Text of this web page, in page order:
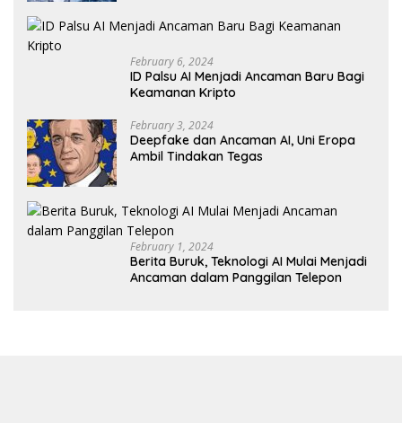
February 6, 2024
ID Palsu AI Menjadi Ancaman Baru Bagi
Keamanan Kripto
February 3, 2024
Deepfake dan Ancaman AI, Uni Eropa
Ambil Tindakan Tegas
February 1, 2024
Berita Buruk, Teknologi AI Mulai Menjadi
Ancaman dalam Panggilan Telepon